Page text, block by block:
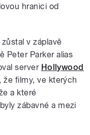
hranici od
v záplavě
Peter Parker alias
server Hollywood
že filmy, ve kterých
a které
zábavné a mezi